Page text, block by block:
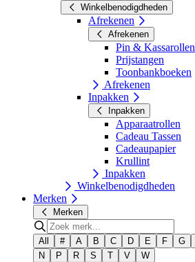
Winkelbenodigdheden
Afrekenen
Afrekenen
Pin & Kassarollen
Prijstangen
Toonbankboeken
Afrekenen
Inpakken
Inpakken
Apparaatrollen
Cadeau Tassen
Cadeaupapier
Krullint
Inpakken
Winkelbenodigdheden
Merken
Merken
All # A B C D E F G
N
P R S T V W